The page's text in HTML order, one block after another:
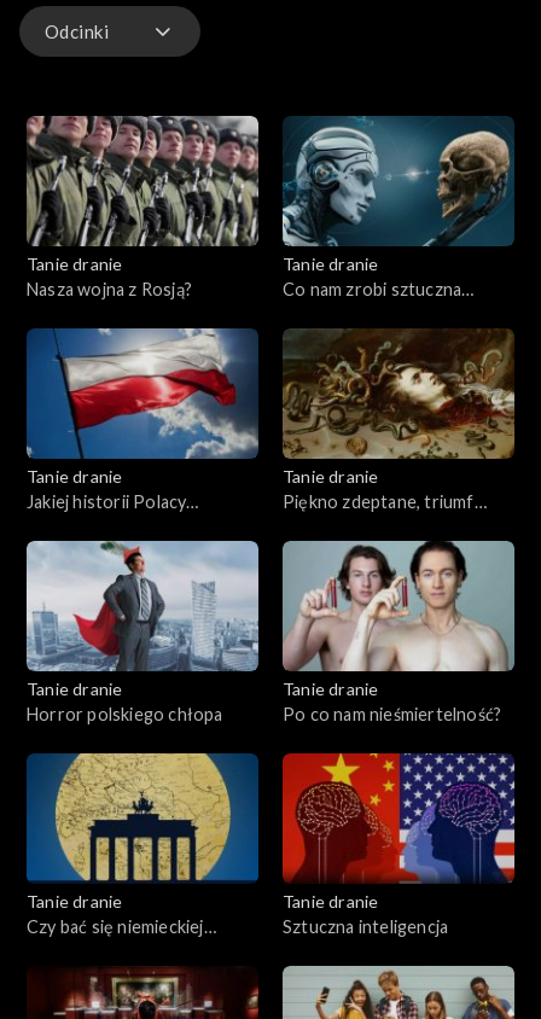
Odcinki
Tanie dranie
Nasza wojna z Rosją?
Tanie dranie
Co nam zrobi sztuczna
Tanie dranie
Jakiej historii Polacy
Tanie dranie
Piękno zdeptane, triumf
Tanie dranie
Horror polskiego chłopa
Tanie dranie
Po co nam nieśmiertelność?
Tanie dranie
Czy bać się niemieckiej
Tanie dranie
Sztuczna inteligencja